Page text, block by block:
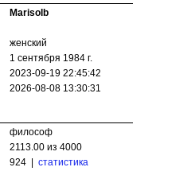
Marisolb
женский
1 сентября 1984 г.
2023-09-19 22:45:42
2026-08-08 13:30:31
философ
2113.00 из 4000
924 | статистика